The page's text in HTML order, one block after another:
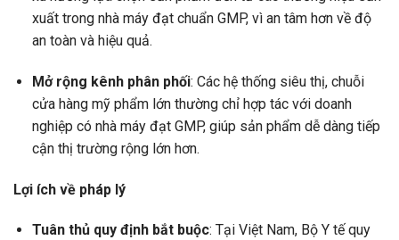
xuất trong nhà máy đạt chuẩn GMP, vì an tâm hơn về độ
an toàn và hiệu quả.
Mở rộng kênh phân phối: Các hệ thống siêu thị, chuỗi
cửa hàng mỹ phẩm lớn thường chỉ hợp tác với doanh
nghiệp có nhà máy đạt GMP, giúp sản phẩm dễ dàng tiếp
cận thị trường rộng lớn hơn.
Lợi ích về pháp lý
Tuân thủ quy định bắt buộc: Tại Việt Nam, Bộ Y tế quy